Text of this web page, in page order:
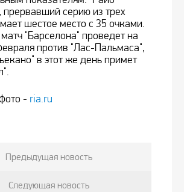
прервавший серию из трех
шестое место с 35 очками.
"Барселона" проведет на
против "Лас-Пальмаса",
в этот же день примет
- ria.ru
Предыдущая новость
Следующая новость